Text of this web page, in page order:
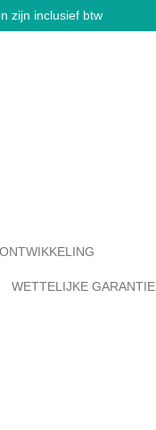
zijn inclusief btw
WETTELIJKE GARANTIE